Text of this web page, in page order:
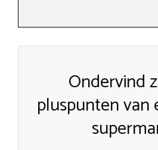
Ondervind
pluspunten van